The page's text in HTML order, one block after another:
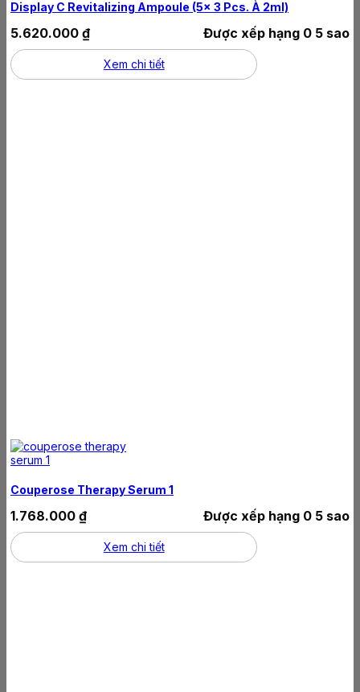
Display C Revitalizing Ampoule (5x 3 Pcs. À 2ml)
Được xếp hạng 0 5 sao
5.620.000 ₫
Xem chi tiết
Couperose Therapy Serum 1
Được xếp hạng 0 5 sao
1.768.000 ₫
Xem chi tiết